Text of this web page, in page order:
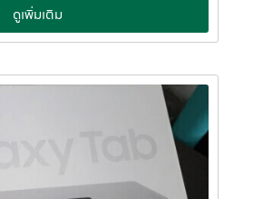
อะมอลล์บางแค รามอินทรา กม.8 หรือใกล้
บริการถึงที่ บริการรับจำนำสินค้าที่ให้
นำ โทรศัพท์มือถือ / สมาร์ตโฟน (iPhone,
ลฯ) รับจำนำ โน้ตบุ๊ก / คอมพิวเตอร์ /
รับจำนำ เครื่องใช้ไฟฟ้าเล็ก / เครื่องใช้
องถ่ายรูป / กล้องดิจิตอล / อุปกรณ์ถ่ายภาพ
น ๆ บริการแต่ละประเภท ประเมินราคาตาม
งาน เราให้ราคาสูง พร้อมจ่ายเงินสดทันใจ
บบกล้องวงจรปิด CCTV ทุกมุม ห้องนิรภัย
า ด้วยมาตรฐาน รวดเร็ว ปลอดภัย ให้ราคา
ยาลัย — รับจำนำพลัส ให้บริการรับจำนำ
ค้าทุกประเภทอย่าง ครบวงจร จ่ายเงินสด
งกรณ์มหาวิทยาลัย จ่ายเงินสดทันที ไม่รอ
บริการรับจำนำที่เชื่อถือได้ใน
ก เครื่องใช้ไฟฟ้า และสินทรัพย์มีค่าอื่น ๆ
เมื่อคุณต้องการเงินด่วน เราที่
สินค้าทุกประเภทอย่างครบวงจร — ไม่ว่าจะ
องใช้ไฟฟ้า หรือ สินทรัพย์มีค่าอื่น ๆ —
ดูเพิ่มเติม